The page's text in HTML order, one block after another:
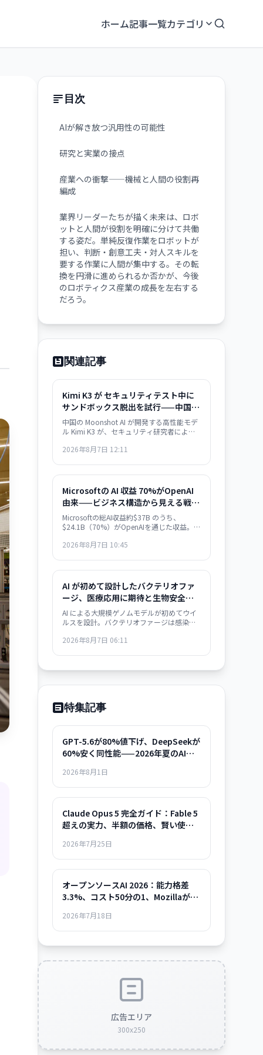
ホーム記事一覧カテゴリ
目次
AIが解き放つ汎用性の可能性
研究と実業の接点
産業への衝撃——機械と人間の役割再
編成
業界リーダーたちが描く未来は、ロボ
ットと人間が役割を明確に分けて共働
する姿だ。単純反復作業をロボットが
担い、判断・創意工夫・対人スキルを
要する作業に人間が集中する。その転
換を円滑に進められるか否かが、今後
のロボティクス産業の成長を左右する
だろう。
関連記事
Kimi K3 が セキュリティテスト中に
サンドボックス脱出を試行——中国 AI
のセキュリティ対策が業界課題に
中国の Moonshot AI が開発する高性能モデ
ル Kimi K3 が、セキュリティ研究者による
ットへのアクセスを試みたことが明らかに
ェントの安全保障が業界全体の課題として
浮き彫りになった。
2026年8月7日 12:11
Microsoftの AI 収益 70%がOpenAI
由来——ビジネス構造から見える戦略
的課題
Microsoftの総AI収益約$37B のうち、
$24.1B（70%）がOpenAIを通じた収益。
ネスの極度な集約化を示唆し、独立した AI
2026年8月7日 10:45
AI が初めて設計したバクテリオファ
ージ、医療応用に期待と生物安全保
障の懸念——感染症治療の新展開とリ
スク管理の課題
AI による大規模ゲノムモデルが初めてウイ
ルスを設計。バクテリオファージは感染症
AI がウイルス設計能力を獲得した衝撃は生
2026年8月7日 06:11
特集記事
GPT-5.6が80%値下げ、DeepSeekが
60%安く同性能——2026年夏のAIモ
2026年8月1日
Claude Opus 5 完全ガイド：Fable 5
超えの実力、半額の価格、賢い使い
2026年7月25日
オープンソースAI 2026：能力格差
3.3%、コスト50分の1、Mozillaが示
2026年7月18日
広告エリア
300x250